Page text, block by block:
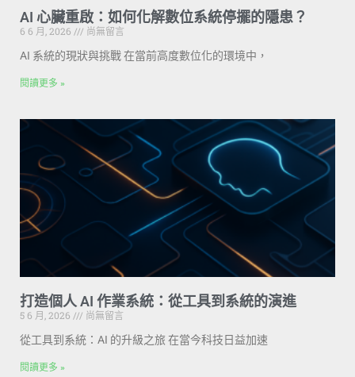
AI 心臟重啟：如何化解數位系統停擺的隱患？
6 6 月, 2026
尚無留言
AI 系統的現狀與挑戰 在當前高度數位化的環境中，
閱讀更多 »
打造個人 AI 作業系統：從工具到系統的演進
5 6 月, 2026
尚無留言
從工具到系統：AI 的升級之旅 在當今科技日益加速
閱讀更多 »